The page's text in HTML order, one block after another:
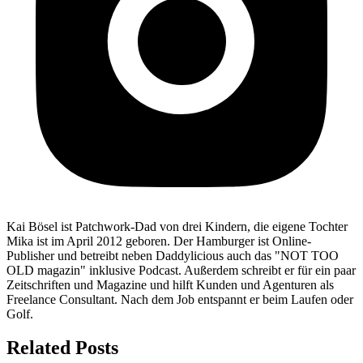
Kai Bösel ist Patchwork-Dad von drei Kindern, die eigene Tochter
Mika ist im April 2012 geboren. Der Hamburger ist Online-
Publisher und betreibt neben Daddylicious auch das "NOT TOO
OLD magazin" inklusive Podcast. Außerdem schreibt er für ein paar
Zeitschriften und Magazine und hilft Kunden und Agenturen als
Freelance Consultant. Nach dem Job entspannt er beim Laufen oder
Golf.
Related Posts